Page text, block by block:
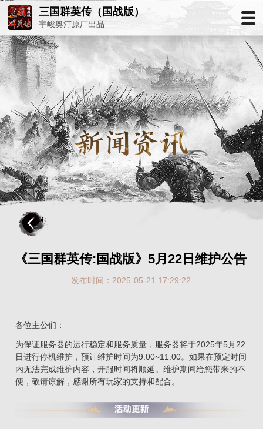
三国群英传（国战版）
宇峻奥汀原厂出品
《三国群英传:国战版》5月22日维护公告
发布时间：2025-05-21 17:29:22
各位主公们：
为保证服务器的运行稳定和服务质量，服务器将于2025年5月22
日进行停机维护，预计维护时间为9:00~11:00。如果在预定时间
内无法完成维护内容，开服时间将顺延。维护期间给您带来的不
便，敬请谅解，感谢所有玩家的支持和配合。